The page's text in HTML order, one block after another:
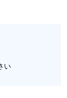
い